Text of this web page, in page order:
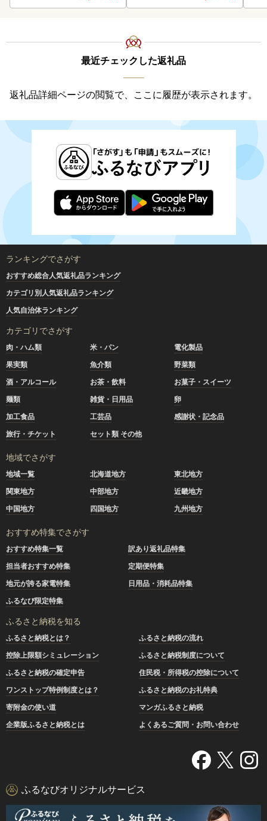
最近チェックした返礼品
返礼品詳細ページの閲覧で、ここに履歴が表示されます。
ランキングでさがす
おすすめ総合人気返礼品ランキング
カテゴリ別人気返礼品ランキング
人気自治体ランキング
カテゴリでさがす
肉・ハム類 米・パン
電化製品
果実類
魚介類
野菜類
酒・アルコール
お茶・飲料
お菓子・スイーツ
麺類
雑貨・日用品
卵
加工食品
工芸品
感謝状・記念品
旅行・チケット
セット類 その他
地域でさがす
地域一覧 北海道地方
東北地方
関東地方
中部地方
近畿地方
中国地方
四国地方 九州地方
おすすめ特集でさがす
おすすめ特集一覧
訳あり返礼品特集
担当者おすすめ特集
定期便特集
地元が誇る家電特集
日用品・消耗品特集
ふるなび限定特集
ふるさと納税を知る
ふるさと納税とは？
ふるさと納税の流れ
控除上限額シミュレーション
ふるさと納税制度について
ふるさと納税の確定申告
住民税・所得税の控除について
ワンストップ特例制度とは？
ふるさと納税のお礼特典
寄附金の使い道
マンガふるさと納税
企業版ふるさと納税とは
よくあるご質問・お問い合わせ
ふるなびオリジナルサービス